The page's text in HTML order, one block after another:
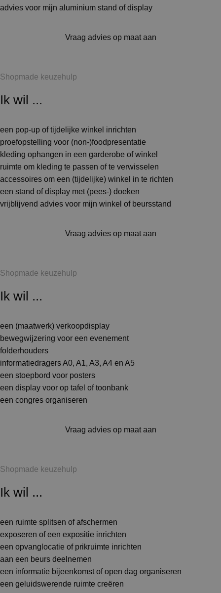
advies voor mijn aluminium stand of display
Vraag advies op maat aan
Shopmade keuzehulp
Ik wil ...
een pop-up of tijdelijke winkel inrichten
proefopstelling voor (non-)foodpresentatie
kleding ophangen in een garderobe of winkel
ruimte om kleding te passen of te verwisselen
accessoires om een (tijdelijke) winkel in te richten
een stand of display met (pees-) doeken
vrijblijvend advies voor mijn winkel of beursstand
Vraag advies op maat aan
Shopmade keuzehulp
Ik wil ...
een (maatwerk) verkoopdisplay
bewegwijzering voor een evenement
folderhouders
informatiedragers A0, A1, A3, A4 en A5
een stoepbord voor posters
een display voor op tafel of toonbank
een congres organiseren
Vraag advies op maat aan
Shopmade keuzehulp
Ik wil ...
een ruimte splitsen of afschermen
exposeren of een expositie inrichten
een opvanglocatie of prikruimte inrichten
aan een beurs deelnemen
een informatie bijeenkomst of open dag organiseren
een geluidswerende ruimte creëren